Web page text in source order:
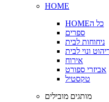
HOME
HOMEכל ה
ספרים
ניחוחות לבית
ונוי לבית
אירוח
אביזרי ספורט
טקסטיל
מותגים מובילים